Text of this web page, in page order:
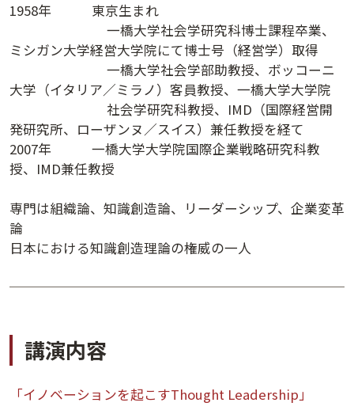
法人会員システムご利用の方へ
1958年 東京生まれ
一橋大学社会学研究科博士課程卒業、
ミシガン大学経営大学院にて博士号（経営学）取得
一橋大学社会学部助教授、ボッコーニ
大学（イタリア／ミラノ）客員教授、一橋大学大学院
社会学研究科教授、IMD（国際経営開
発研究所、ローザンヌ／スイス）兼任教授を経て
2007年 一橋大学大学院国際企業戦略研究科教
授、IMD兼任教授
専門は組織論、知識創造論、リーダーシップ、企業変革
論
日本における知識創造理論の権威の一人
講演内容
「イノベーションを起こすThought Leadership」
お問い合わせ
講演履歴
法人会員のご案内